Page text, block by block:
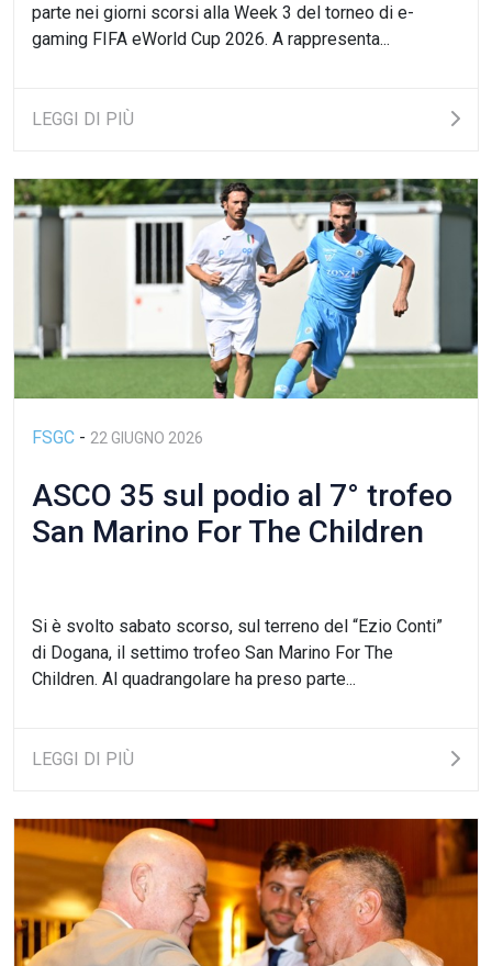
parte nei giorni scorsi alla Week 3 del torneo di e-
gaming FIFA eWorld Cup 2026. A rappresenta...
LEGGI DI PIÙ
FSGC - 22 GIUGNO 2026
ASCO 35 sul podio al 7° trofeo
San Marino For The Children
Si è svolto sabato scorso, sul terreno del “Ezio Conti”
di Dogana, il settimo trofeo San Marino For The
Children. Al quadrangolare ha preso parte...
LEGGI DI PIÙ